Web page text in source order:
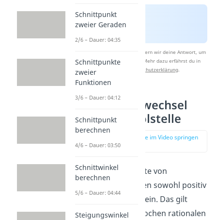
Nach Beantwortung speichern wir deine Antwort, um
Studyflix zu verbessern. Mehr dazu erfährst du in
Datenschutzerklärung.
Vorzeichenwechsel
bei einer Polstelle
zur Stelle im Video springen
Die Funktionswerte von
Polynomen können sowohl positiv
als auch negativ sein. Das gilt
auch für die gebrochen rationalen
Schnittpunkt
zweier Geraden
2/6 – Dauer: 04:35
Schnittpunkte
zweier
Funktionen
3/6 – Dauer: 04:12
Schnittpunkt
berechnen
4/6 – Dauer: 03:50
Schnittwinkel
berechnen
5/6 – Dauer: 04:44
Steigungswinkel